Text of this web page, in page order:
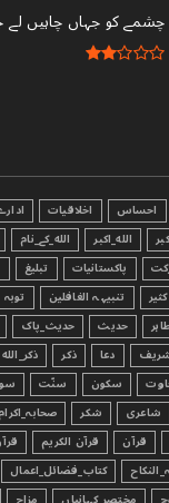
چشمے کو جہاں چاہیں
احساس اخلاقیات
الله_اکبر الله_کے_نام
پاکستانیات تبليغ
تنبیہہ الغافلین توبہ
حدیث حدیث_پاک
دعا ذکر ذکر_الله
سکون سنّت
شاعری شکر
قرآن قرآن الکریم
کتاب_فضائل_اعمال